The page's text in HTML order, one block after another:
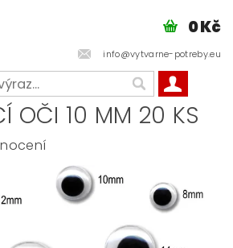
info@vytvarne-potreby.eu
0 Kč
OČI 10 MM 20 KS